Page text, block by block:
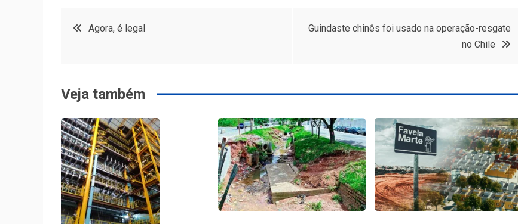
Navegação
Post
Agora, é legal
Guindaste chinês foi usado na operação-resgate
no Chile
Veja também